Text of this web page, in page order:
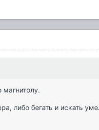
магнитолу.
либо бегать и искать